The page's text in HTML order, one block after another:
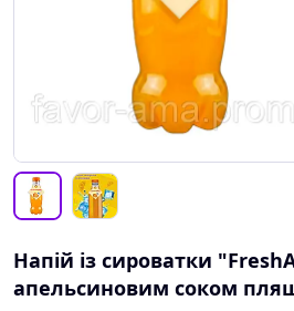
Напій із сироватки
апельсиновим соком